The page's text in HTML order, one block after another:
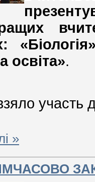
освіта».
участь
»